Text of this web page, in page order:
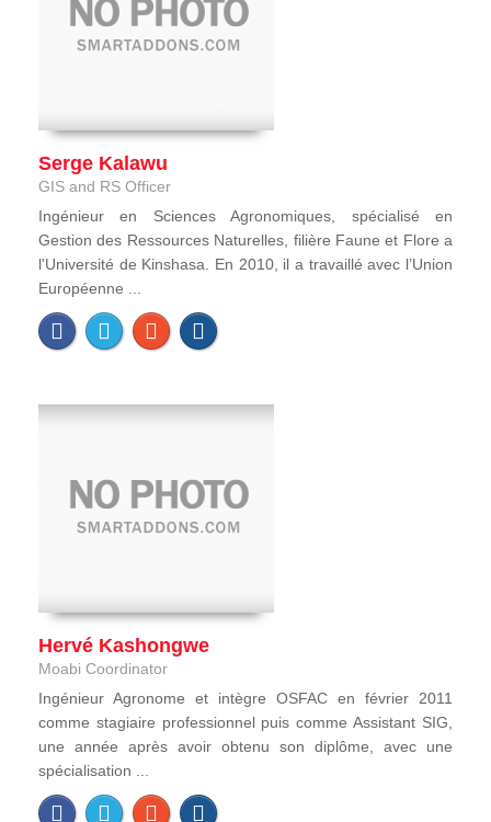
Serge Kalawu
GIS and RS Officer
Ingénieur en Sciences Agronomiques, spécialisé en
Gestion des Ressources Naturelles, filière Faune et Flore a
l'Université de Kinshasa. En 2010, il a travaillé avec l’Union
Européenne ...
Hervé Kashongwe
Moabi Coordinator
Ingénieur Agronome et intègre OSFAC en février 2011
comme stagiaire professionnel puis comme Assistant SIG,
une année après avoir obtenu son diplôme, avec une
spécialisation ...